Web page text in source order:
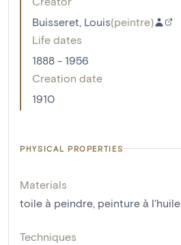
Buisseret, Louis(peintre)
Life dates
1888 - 1956
Creation date
1910
PHYSICAL PROPERTIES
Materials
toile à peindre peinture à l'huile
Techniques